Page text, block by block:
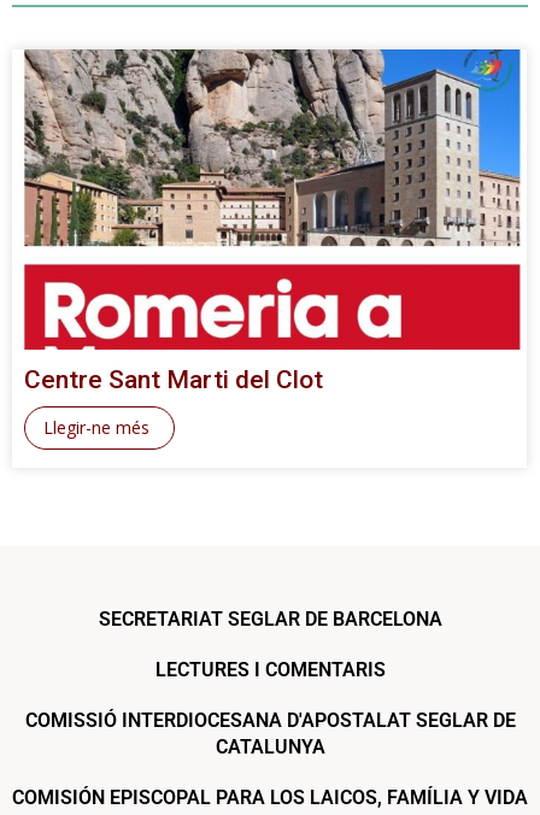
Centre Sant Marti del Clot
Llegir-ne més
SECRETARIAT SEGLAR DE BARCELONA
LECTURES I COMENTARIS
COMISSIÓ INTERDIOCESANA D'APOSTALAT SEGLAR DE
CATALUNYA
COMISIÓN EPISCOPAL PARA LOS LAICOS, FAMÍLIA Y VIDA